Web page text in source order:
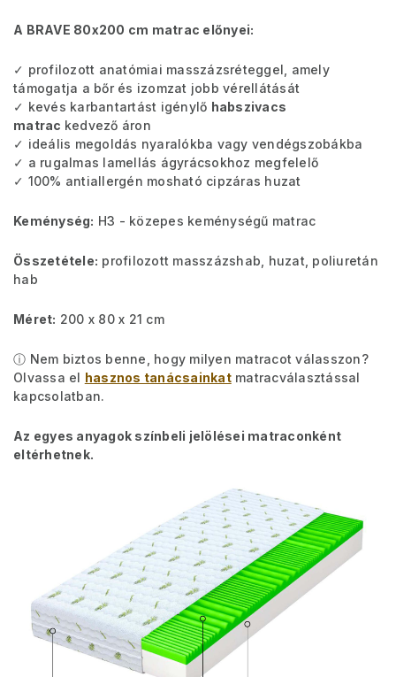
A BRAVE 80x200 cm matrac előnyei:
✓ profilozott anatómiai masszázsréteggel, amely
támogatja a bőr és izomzat jobb vérellátását
✓ kevés karbantartást igénylő habszivacs
matrac kedvező áron
✓ ideális megoldás nyaralókba vagy vendégszobákba
✓ a rugalmas lamellás ágyrácsokhoz megfelelő
✓ 100% antiallergén mosható cipzáras huzat
Keménység: H3 - közepes keménységű matrac
Összetétele: profilozott masszázshab, huzat, poliuretán
hab
Méret: 200 x 80 x 21 cm
ⓘ Nem biztos benne, hogy milyen matracot válasszon?
Olvassa el hasznos tanácsainkatmatracválasztással
kapcsolatban.
Az egyes anyagok színbeli jelölései matraconként
eltérhetnek.